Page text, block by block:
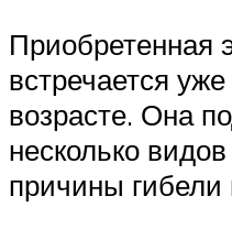
Приобретенная
встречается
возрасте. Она
несколько
причины гибели